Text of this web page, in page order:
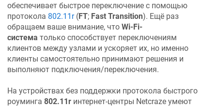
обеспечивает быстрое переключение с помощью
протокола 802.11r(FT; Fast Transition). Ещё раз
обращаем ваше внимание, что Wi-Fi-
система только способствует переключениям
клиентов между узлами и ускоряет их, но именно
клиенты самостоятельно принимают решения и
выполняют подключения/переключения.
На устройствах без поддержки протокола быстрого
роуминга 802.11r интернет-центры Netcraze умеют